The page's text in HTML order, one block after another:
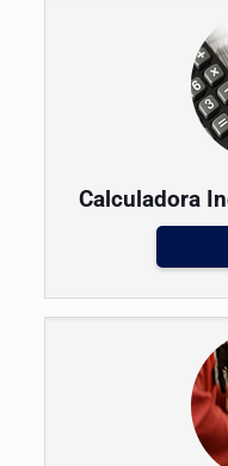
Calculadora